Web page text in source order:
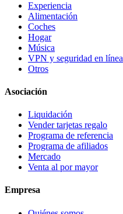
Experiencia
Alimentación
Coches
Hogar
Música
VPN y seguridad en línea
Otros
Asociación
Liquidación
Vender tarjetas regalo
Programa de referencia
Programa de afiliados
Mercado
Venta al por mayor
Empresa